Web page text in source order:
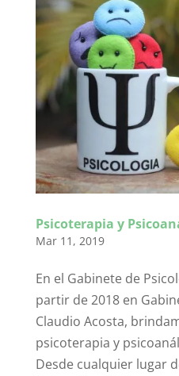
Psicoterapia y
Mar 11, 2019
En el Gabinete de
partir de 2018 en
Claudio Acosta,
psicoterapia y
Desde cualquier lugar